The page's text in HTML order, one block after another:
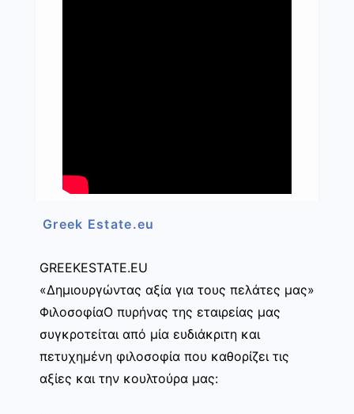
Greek Estate.eu
GREEKESTATE.EU
«Δημιουργώντας αξία για τους πελάτες μας»
ΦιλοσοφίαΟ πυρήνας της εταιρείας μας
συγκροτείται από μία ευδιάκριτη και
πετυχημένη φιλοσοφία που καθορίζει τις
αξίες και την κουλτούρα μας: